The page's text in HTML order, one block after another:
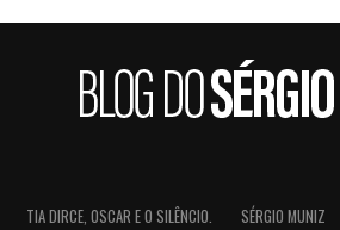
TIA DIRCE, OSCAR E O SILÊNCIO. SÉRGIO MUNIZ